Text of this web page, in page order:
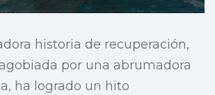
historia de recuperación,
por una abrumadora
ha logrado un hito